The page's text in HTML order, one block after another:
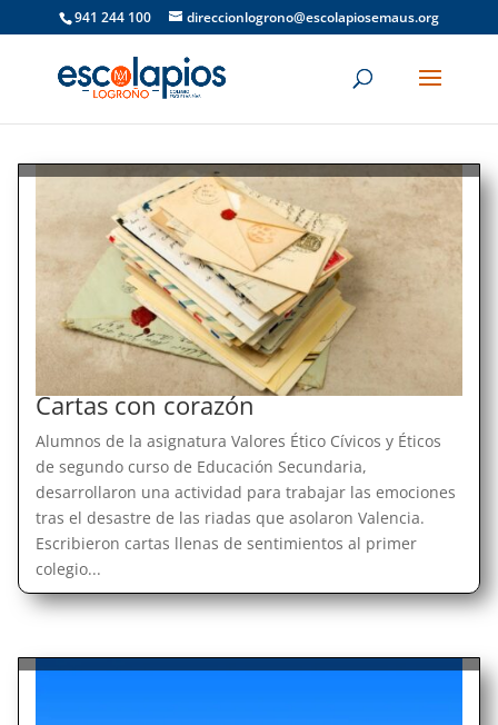
941 244 100 direccionlogrono@escolapiosemaus.org
Cartas con corazón
Alumnos de la asignatura Valores Ético Cívicos y Éticos
de segundo curso de Educación Secundaria,
desarrollaron una actividad para trabajar las emociones
tras el desastre de las riadas que asolaron Valencia.
Escribieron cartas llenas de sentimientos al primer
colegio...